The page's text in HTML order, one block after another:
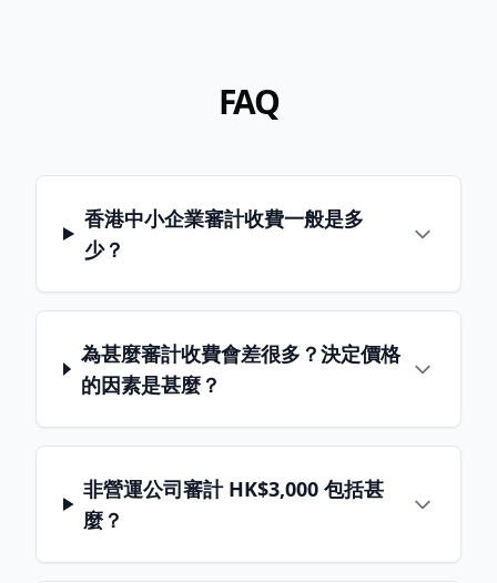
FAQ
香港中小企業審計收費一般是多
少？
為甚麼審計收費會差很多？決定價格
的因素是甚麼？
非營運公司審計 HK$3,000 包括甚
麼？